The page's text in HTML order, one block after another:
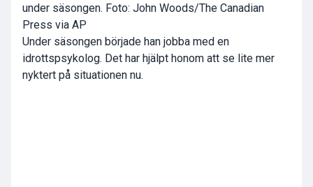
under säsongen. Foto: John Woods/The Canadian
Press via AP
Under säsongen började han jobba med en
idrottspsykolog. Det har hjälpt honom att se lite mer
nyktert på situationen nu.